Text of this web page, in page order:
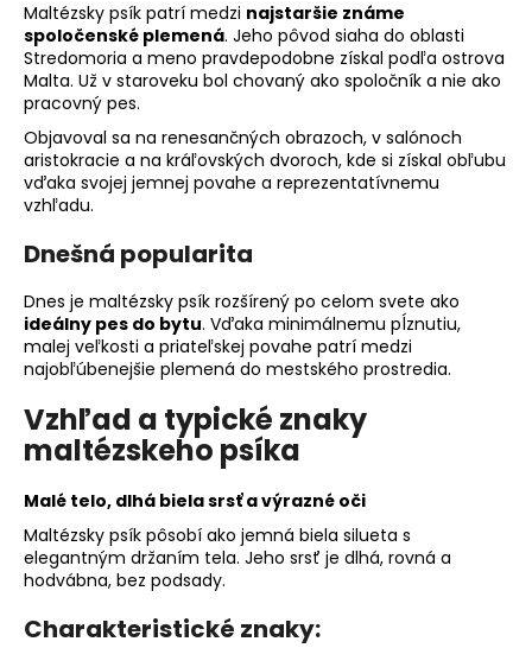
Maltézsky psík patrí medzi najstaršie známe
spoločenské plemená. Jeho pôvod siaha do oblasti
Stredomoria a meno pravdepodobne získal podľa ostrova
Malta. Už v staroveku bol chovaný ako spoločník a nie ako
pracovný pes.
Objavoval sa na renesančných obrazoch, v salónoch
aristokracie a na kráľovských dvoroch, kde si získal obľubu
vďaka svojej jemnej povahe a reprezentatívnemu
vzhľadu.
Dnešná popularita
Dnes je maltézsky psík rozšírený po celom svete ako
ideálny pes do bytu. Vďaka minimálnemu pĺznutiu,
malej veľkosti a priateľskej povahe patrí medzi
najobľúbenejšie plemená do mestského prostredia.
Vzhľad a typické znaky
maltézskeho psíka
Malé telo, dlhá biela srsť a výrazné oči
Maltézsky psík pôsobí ako jemná biela silueta s
elegantným držaním tela. Jeho srsť je dlhá, rovná a
hodvábna, bez podsady.
Charakteristické znaky: